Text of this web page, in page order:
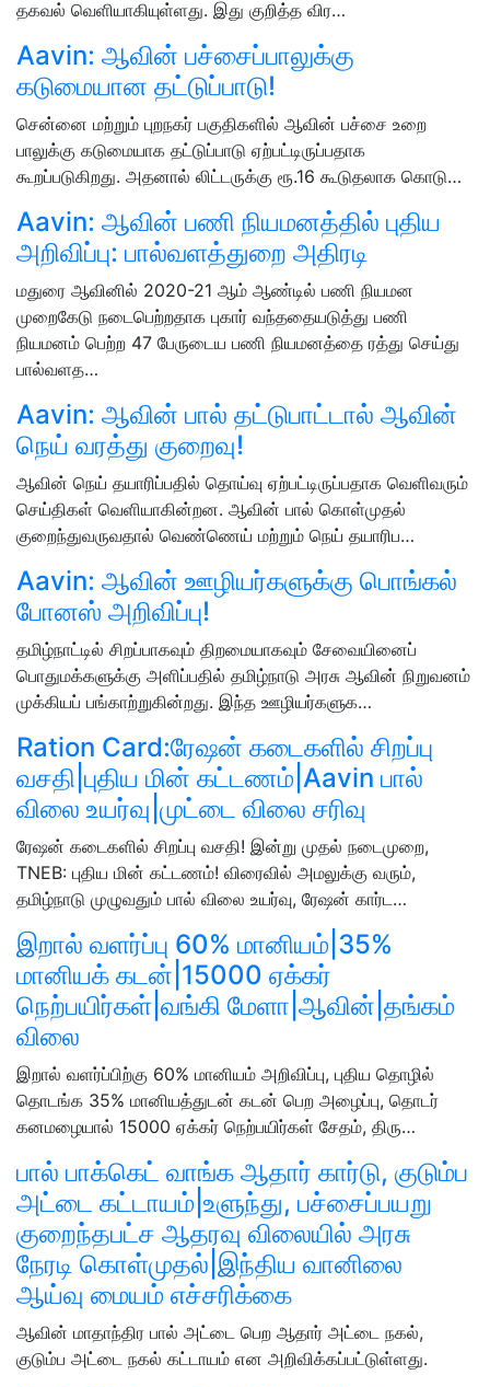
தகவல் வெளியாகியுள்ளது. இது குறித்த விர…
Aavin: ஆவின் பச்சைப்பாலுக்கு
கடுமையான தட்டுப்பாடு!
சென்னை மற்றும் புறநகர் பகுதிகளில் ஆவின் பச்சை உறை
பாலுக்கு கடுமையாக தட்டுப்பாடு ஏற்பட்டிருப்பதாக
கூறப்படுகிறது. அதனால் லிட்டருக்கு ரூ.16 கூடுதலாக கொடு…
Aavin: ஆவின் பணி நியமனத்தில் புதிய
அறிவிப்பு: பால்வளத்துறை அதிரடி
மதுரை ஆவினில் 2020-21 ஆம் ஆண்டில் பணி நியமன
முறைகேடு நடைபெற்றதாக புகார் வந்ததையடுத்து பணி
நியமனம் பெற்ற 47 பேருடைய பணி நியமனத்தை ரத்து செய்து
பால்வளத…
Aavin: ஆவின் பால் தட்டுபாட்டால் ஆவின்
நெய் வரத்து குறைவு!
ஆவின் நெய் தயாரிப்பதில் தொய்வு ஏற்பட்டிருப்பதாக வெளிவரும்
செய்திகள் வெளியாகின்றன. ஆவின் பால் கொள்முதல்
குறைந்துவருவதால் வெண்ணெய் மற்றும் நெய் தயாரிப…
Aavin: ஆவின் ஊழியர்களுக்கு பொங்கல்
போனஸ் அறிவிப்பு!
தமிழ்நாட்டில் சிறப்பாகவும் திறமையாகவும் சேவையினைப்
பொதுமக்களுக்கு அளிப்பதில் தமிழ்நாடு அரசு ஆவின் நிறுவனம்
முக்கியப் பங்காற்றுகின்றது. இந்த ஊழியர்களுக…
Ration Card:ரேஷன் கடைகளில் சிறப்பு
வசதி|புதிய மின் கட்டணம்|Aavin பால்
விலை உயர்வு|முட்டை விலை சரிவு
ரேஷன் கடைகளில் சிறப்பு வசதி! இன்று முதல் நடைமுறை,
TNEB: புதிய மின் கட்டணம்! விரைவில் அமலுக்கு வரும்,
தமிழ்நாடு முழுவதும் பால் விலை உயர்வு, ரேஷன் கார்ட…
இறால் வளர்ப்பு 60% மானியம்|35%
மானியக் கடன்|15000 ஏக்கர்
நெற்பயிர்கள்|வங்கி மேளா|ஆவின்|தங்கம்
விலை
இறால் வளர்ப்பிற்கு 60% மானியம் அறிவிப்பு, புதிய தொழில்
தொடங்க 35% மானியத்துடன் கடன் பெற அழைப்பு, தொடர்
கனமழையால் 15000 ஏக்கர் நெற்பயிர்கள் சேதம், திரு…
பால் பாக்கெட் வாங்க ஆதார் கார்டு, குடும்ப
அட்டை கட்டாயம்|உளுந்து, பச்சைப்பயறு
குறைந்தபட்ச ஆதரவு விலையில் அரசு
நேரடி கொள்முதல்|இந்திய வானிலை
ஆய்வு மையம் எச்சரிக்கை
ஆவின் மாதாந்திர பால் அட்டை பெற ஆதார் அட்டை நகல்,
குடும்ப அட்டை நகல் கட்டாயம் என அறிவிக்கப்பட்டுள்ளது.